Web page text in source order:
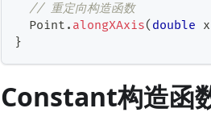
// 重定向构造函数
Point . alongXAxis( double x
}
Constant构造函